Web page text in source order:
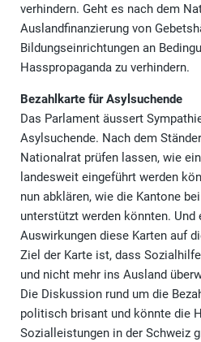
verhindern. Geht es nach dem
Auslandfinanzierung von
Bildungseinrichtungen an
Hasspropaganda zu verhindern.
Bezahlkarte für Asylsuchende
Das Parlament äussert
Asylsuchende. Nach dem
Nationalrat prüfen lassen, wie
landesweit eingeführt werden
nun abklären, wie die Kantone
unterstützt werden könnten. Und
Auswirkungen diese Karten auf
Ziel der Karte ist, dass
und nicht mehr ins Ausland
Die Diskussion rund um die
politisch brisant und könnte die
Sozialleistungen in der Schweiz